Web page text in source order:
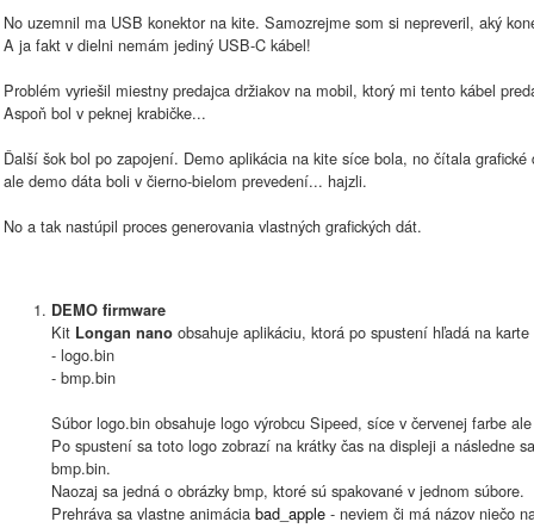
No uzemnil ma USB konektor na kite. Samozrejme som si nepreveril, aký
A ja fakt v dielni nemám jediný USB-C kábel!
Problém vyriešil miestny predajca držiakov na mobil, ktorý mi tento kábel
Aspoň bol v peknej krabičke...
Ďalší šok bol po zapojení. Demo aplikácia na kite síce bola, no čítala
ale demo dáta boli v čierno-bielom prevedení... hajzli.
No a tak nastúpil proces generovania vlastných grafických dát.
DEMO firmware
Kit Longan nano obsahuje aplikáciu, ktorá po spustení hľadá na
- logo.bin
- bmp.bin
Súbor logo.bin obsahuje logo výrobcu Sipeed, síce v červenej farbe
Po spustení sa toto logo zobrazí na krátky čas na displeji a následne
bmp.bin.
Naozaj sa jedná o obrázky bmp, ktoré sú spakované v jednom súbore.
Prehráva sa vlastne animácia bad_apple - neviem či má názov niečo